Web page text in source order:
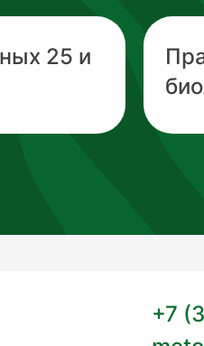
25 и
+7